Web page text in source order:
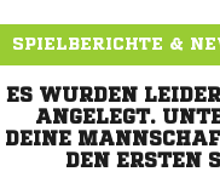
SPIELBERICHTE &
ES WURDEN
ANGELEGT.
DEINE
DEN ERSTEN